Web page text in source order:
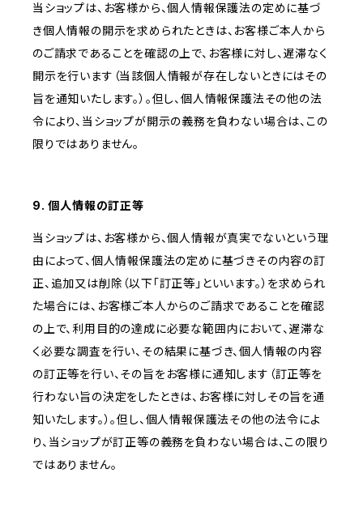
当ショップは、お客様から、個人情報保護法の定めに基づ
き個人情報の開示を求められたときは、お客様ご本人から
のご請求であることを確認の上で、お客様に対し、遅滞なく
開示を行います（当該個人情報が存在しないときにはその
旨を通知いたします。）。但し、個人情報保護法その他の法
令により、当ショップが開示の義務を負わない場合は、この
限りではありません。
9. 個人情報の訂正等
当ショップは、お客様から、個人情報が真実でないという理
由によって、個人情報保護法の定めに基づきその内容の訂
正、追加又は削除（以下「訂正等」といいます。）を求められ
た場合には、お客様ご本人からのご請求であることを確認
の上で、利用目的の達成に必要な範囲内において、遅滞な
く必要な調査を行い、その結果に基づき、個人情報の内容
の訂正等を行い、その旨をお客様に通知します（訂正等を
行わない旨の決定をしたときは、お客様に対しその旨を通
知いたします。）。但し、個人情報保護法その他の法令によ
り、当ショップが訂正等の義務を負わない場合は、この限り
ではありません。